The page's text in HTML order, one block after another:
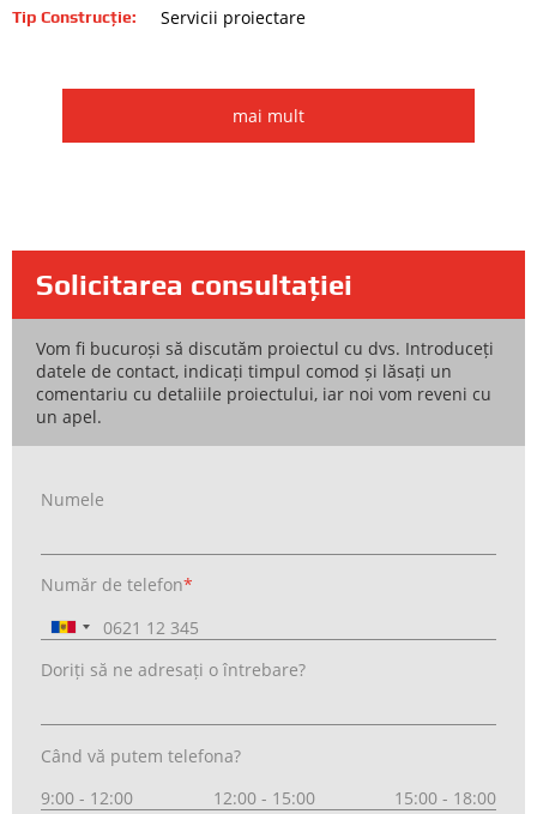
Tip Construcție: Servicii proiectare
mai mult
Solicitarea consultației
Vom fi bucuroși să discutăm proiectul cu dvs. Introduceți
datele de contact, indicați timpul comod și lăsați un
comentariu cu detaliile proiectului, iar noi vom reveni cu
un apel.
Numele
Număr de telefon*
Doriți să ne adresați o întrebare?
Când vă putem telefona?
9:00 - 12:00
12:00 - 15:00 15:00 - 18:00